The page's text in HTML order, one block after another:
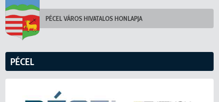
PÉCEL VÁROS HIVATALOS HONLAPJA
PÉCEL